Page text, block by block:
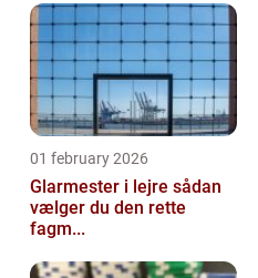
01 february 2026
Glarmester i lejre sådan
vælger du den rette
fagm...